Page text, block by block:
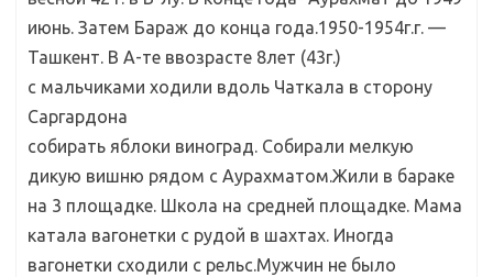
июнь. Затем Бараж до конца года.1950-1954г.г. —
Ташкент. В А-те ввозрасте 8лет (43г.)
с мальчиками ходили вдоль Чаткала в сторону
Саргардона
собирать яблоки виноград. Собирали мелкую
дикую вишню рядом с Аурахматом.Жили в бараке
на 3 площадке. Школа на средней площадке. Мама
катала вагонетки с рудой в шахтах. Иногда
вагонетки сходили с рельс.Мужчин не было